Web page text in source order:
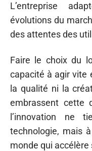
L’entreprise
évolutions du
des attentes des
Faire le choix du
capacité à agir vite
la qualité ni la
embrassent cette
l’innovation ne
technologie, mais
monde qui accélère